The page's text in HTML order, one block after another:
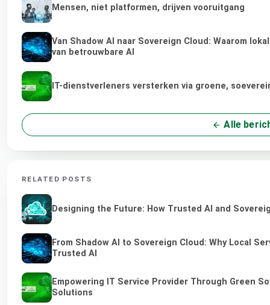
Mensen, niet platformen, drijven vooruitgang
Van Shadow AI naar Sovereign Cloud: Waarom
van betrouwbare AI
IT-dienstverleners versterken via groene,
Alle
RELATED POSTS
Designing the Future: How Trusted AI and
From Shadow AI to Sovereign Cloud: Why Local
Trusted AI
Empowering IT Service Provider Through Green
Solutions